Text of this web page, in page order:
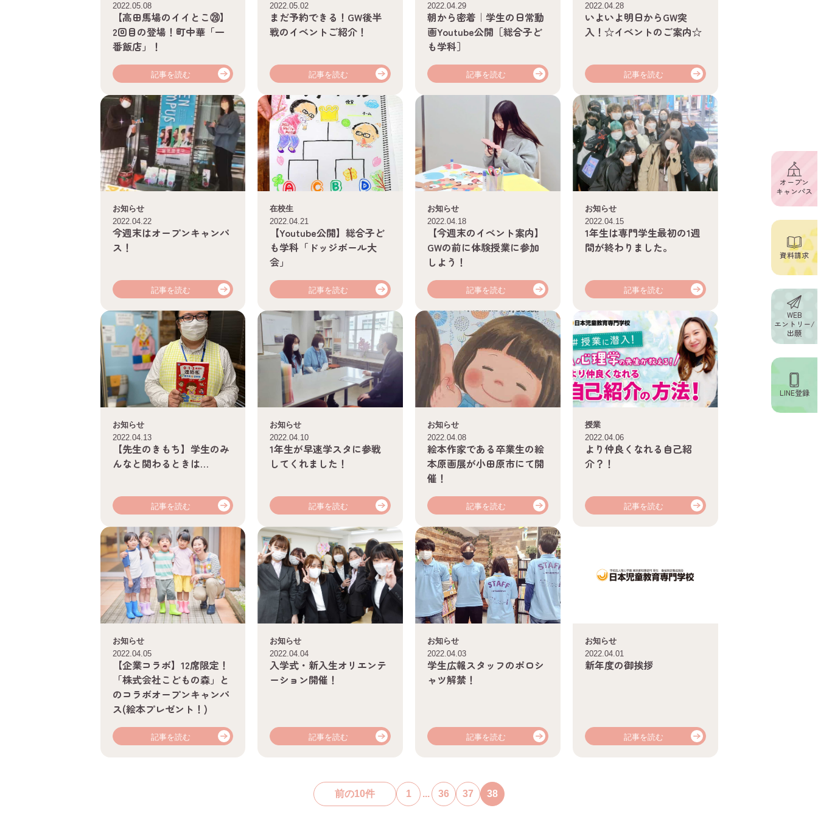
2022.05.08
【高田馬場のイイとこ㉘】
2回目の登場！町中華「一
番飯店」！
記事を読む
2022.05.02
まだ予約できる！GW後半
戦のイベントご紹介！
記事を読む
2022.04.29
朝から密着｜学生の日常動
画Youtube公開［総合子ど
も学科］
記事を読む
2022.04.28
いよいよ明日からGW突
入！☆イベントのご案内☆
記事を読む
お知らせ
2022.04.22
今週末はオープンキャンパ
ス！
記事を読む
在校生
2022.04.21
【Youtube公開】総合子ど
も学科「ドッジボール大
会」
記事を読む
お知らせ
2022.04.18
【今週末のイベント案内】
GWの前に体験授業に参加
しよう！
記事を読む
お知らせ
2022.04.15
1年生は専門学生最初の1週
間が終わりました。
記事を読む
お知らせ
2022.04.13
【先生のきもち】学生のみ
んなと関わるときは…
記事を読む
お知らせ
2022.04.10
1年生が早速学スタに参戦
してくれました！
記事を読む
お知らせ
2022.04.08
絵本作家である卒業生の絵
本原画展が小田原市にて開
催！
記事を読む
授業
2022.04.06
より仲良くなれる自己紹
介？！
記事を読む
お知らせ
2022.04.05
【企業コラボ】12席限定！
「株式会社こどもの森」と
のコラボオープンキャンパ
ス(絵本プレゼント！)
記事を読む
お知らせ
2022.04.04
入学式・新入生オリエンテ
ーション開催！
記事を読む
お知らせ
2022.04.03
学生広報スタッフのポロシ
ャツ解禁！
記事を読む
お知らせ
2022.04.01
新年度の御挨拶
記事を読む
1
前の10件 ... 36 37 38
オープン
キャンパス
資料請求
WEB
エントリー/
出願
LINE登録